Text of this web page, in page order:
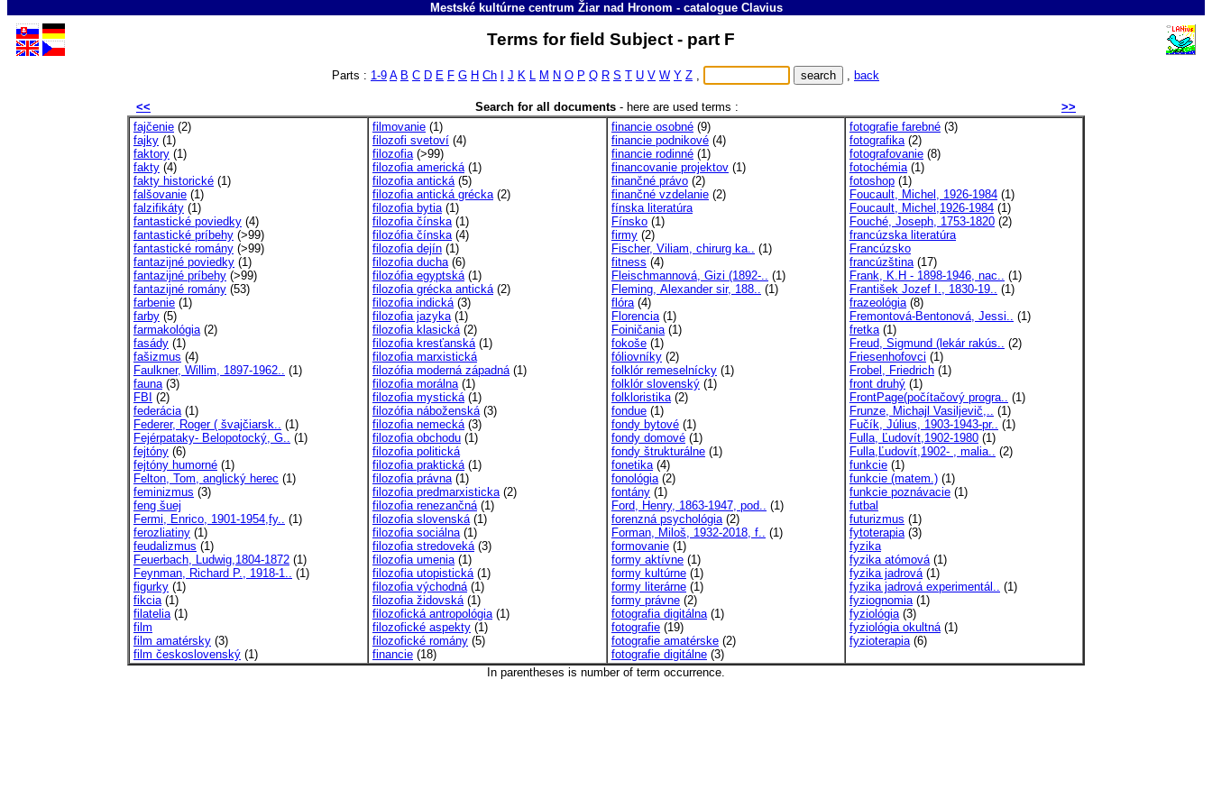
Mestské kultúrne centrum Žiar nad Hronom - catalogue Clavius
Terms for field Subject - part F
Parts : 1-9 A B C D E F G H Ch J K L M N O P Q R S T U V W Y Z , , back
<< Search for all documents- here are used terms :
>>
fajčenie (2)
fajky (1)
faktory (1)
fakty (4)
fakty historické (1)
falšovanie (1)
falzifikáty (1)
fantastické poviedky (4)
fantastické príbehy (>99)
fantastické romány (>99)
fantazijné poviedky (1)
fantazijné príbehy (>99)
fantazijné romány (53)
farbenie (1)
farby (5)
farmakológia(2)
fasády (1)
fašizmus (4)
Faulkner, Willim, 1897-1962.. (1)
fauna(3)
FBI (2)
federácia(1)
Federer, Roger ( švajčiarsk.. (1)
Fejérpataky- Belopotocký, G.. (1)
fejtóny (6)
fejtóny humorné (1)
Felton, Tom, anglický herec (1)
feminizmus (3)
feng šuej
Fermi, Enrico, 1901-1954,fy.. (1)
ferozliatiny (1)
feudalizmus (1)
Feuerbach, Ludwig,1804-1872 (1)
Feynman, Richard P., 1918-1.. (1)
figurky (1)
fikcia(1)
filatelia(1)
film
film amatérsky (3)
film československý (1)
filmovanie (1)
filozofi svetoví (4)
filozofia(>99)
filozofia americká(1)
filozofia antická(5)
filozofia antická grécka(2)
filozofia bytia(1)
filozofia čínska(1)
filozófia čínska(4)
filozofia dejín (1)
filozofia ducha(6)
filozófia egyptská(1)
filozofia grécka antická(2)
filozofia indická(3)
filozofia jazyka(1)
filozofia klasická(2)
filozofia kresťanská(1)
filozofia marxistická
filozófia moderná západná(1)
filozofia morálna(1)
filozofia mystická(1)
filozófia náboženská(3)
filozofia nemecká(3)
filozofia obchodu (1)
filozofia politická
filozofia praktická(1)
filozofia právna(1)
filozofia predmarxisticka(2)
filozofia renezančná(1)
filozofia slovenská(1)
filozofia sociálna(1)
filozofia stredoveká(3)
filozofia umenia(1)
filozofia utopistická(1)
filozofia východná(1)
filozofia židovská(1)
filozofická antropológia(1)
filozofické aspekty (1)
filozofické romány (5)
financie (18)
financie osobné (9)
financie podnikové (4)
financie rodinné (1)
financovanie projektov (1)
finančné právo (2)
finančné vzdelanie (2)
fínska literatúra
Fínsko (1)
firmy (2)
Fischer, Viliam, chirurg ka.. (1)
fitness (4)
Fleischmannová, Gizi (1892-.. (1)
Fleming, Alexander sir, 188.. (1)
flóra(4)
Florencia(1)
Foiničania(1)
fokoše (1)
fóliovníky (2)
folklór remeselnícky (1)
folklór slovenský (1)
folkloristika(2)
fondue (1)
fondy bytové (1)
fondy domové (1)
fondy štrukturálne (1)
fonetika(4)
fonológia(2)
fontány (1)
Ford, Henry, 1863-1947, pod.. (1)
forenzná psychológia(2)
Forman, Miloš, 1932-2018, f.. (1)
formovanie (1)
formy aktívne (1)
formy kultúrne (1)
formy literárne (1)
formy právne (2)
fotografia digitálna(1)
fotografie (19)
fotografie amatérske (2)
fotografie digitálne (3)
fotografie farebné (3)
fotografika(2)
fotografovanie (8)
fotochémia(1)
fotoshop (1)
Foucault, Michel, 1926-1984 (1)
Foucault, Michel,1926-1984 (1)
Fouché, Joseph, 1753-1820 (2)
francúzska literatúra
Francúzsko
francúzština(17)
Frank, K.H - 1898-1946, nac.. (1)
František Jozef I., 1830-19.. (1)
frazeológia(8)
Fremontová-Bentonová, Jessi.. (1)
fretka(1)
Freud, Sigmund (lekár rakús.. (2)
Friesenhofovci (1)
Frobel, Friedrich (1)
front druhý (1)
FrontPage(počítačový progra.. (1)
Frunze, Michajl Vasiljevič,.. (1)
Fučík, Július, 1903-1943-pr.. (1)
Fulla, Ľudovít,1902-1980 (1)
Fulla,Ľudovít,1902- , malia.. (2)
funkcie (1)
funkcie (matem.) (1)
funkcie poznávacie (1)
futbal
futurizmus (1)
fytoterapia(3)
fyzika
fyzika atómová(1)
fyzika jadrová(1)
fyzika jadrová experimentál.. (1)
fyziognomia(1)
fyziológia(3)
fyziológia okultná(1)
fyzioterapia(6)
In parentheses is number of term occurrence.